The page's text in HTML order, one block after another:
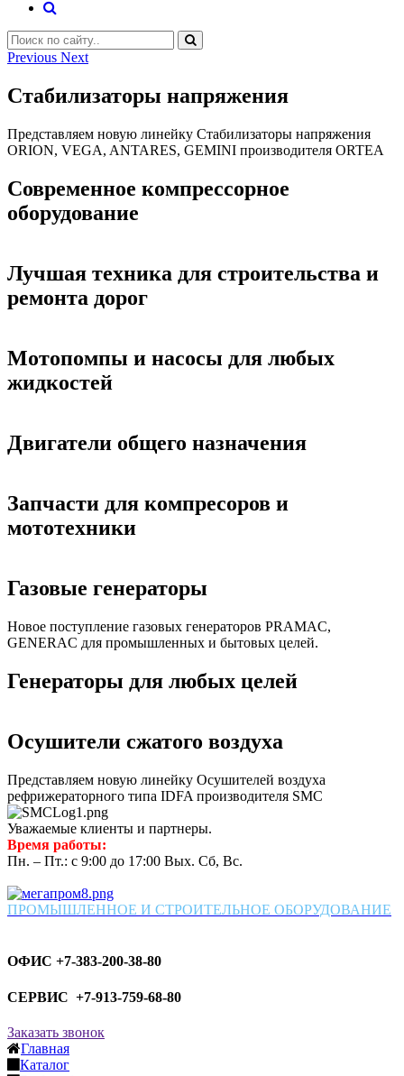
Previous Next
Стабилизаторы напряжения
Представляем новую линейку Стабилизаторы напряжения
ORION, VEGA, ANTARES, GEMINI производителя ORTEA
Современное компрессорное
оборудование
Лучшая техника для строительства и
ремонта дорог
Мотопомпы и насосы для любых
жидкостей
Двигатели общего назначения
Запчасти для компресоров и
мототехники
Газовые генераторы
Новое поступление газовых генераторов PRAMAC,
GENERAC для промышленных и бытовых целей.
Генераторы для любых целей
Осушители сжатого воздуха
Представляем новую линейку Осушителей воздуха
рефрижераторного типа IDFA производителя SMC
Уважаемые клиенты и партнеры.
Время работы:
Пн. – Пт.: с 9:00 до 17:00 Вых. Сб, Вс.
ПРОМЫШЛЕННОЕ И СТРОИТЕЛЬНОЕ ОБОРУДОВАНИЕ
ОФИС +7-383-200-38-80
СЕРВИС +7-913-759-68-80
Заказать звонок
Главная
Каталог